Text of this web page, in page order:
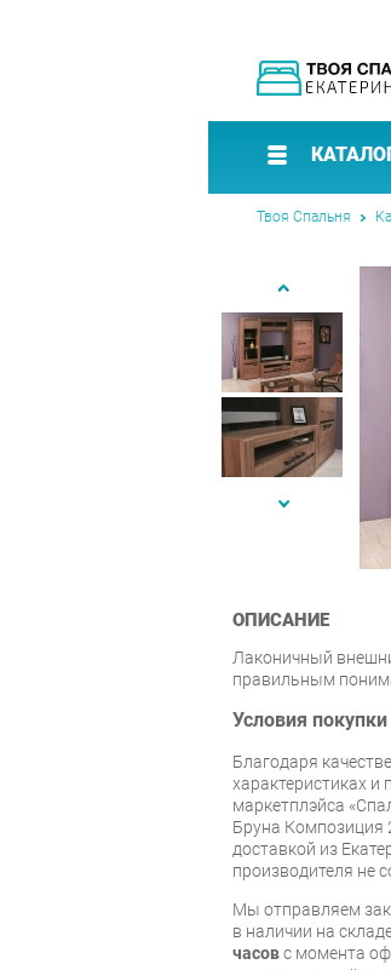
Твоя Спальня
ОПИСАНИЕ
Лаконичный
правильным
Условия покупки
Благодаря
характеристиках и
маркетплэйса
Бруна Композиция
доставкой из
производителя не
Мы отправляем
в наличии на
часовс момента